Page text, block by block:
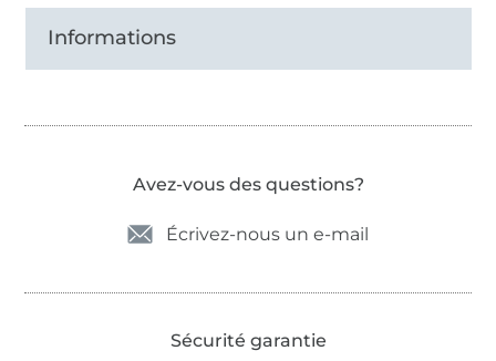
Informations
Avez-vous des questions?
Écrivez-nous un e-mail
Sécurité garantie